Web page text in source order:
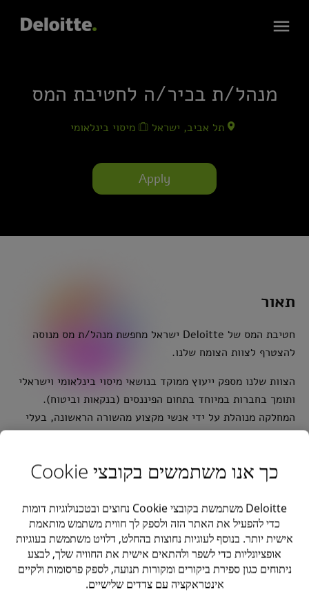
מנהל/ת בכיר/ה לחטיבת המס
תל אביב, ישראל מיסוי בינלאומי
Apply
תאור
חטיבת המס של Deloitte ישראל מחפשת מנהל/ת מס מנוסה
להצטרף לצוות הצומח שלנו.
הצוות שלנו מספק ייעוץ ממוקד בנושאי מיסוי בינלאומי וישראלי
ותומך בחברות במיוחד בתחום הפיננסים (בנקאות וביטוח).
המחלקה מנוהלת על ידי אנשי מקצוע מהשורה הראשונה, בעלי
ניסיון עשיר ומגוון.
התפקיד כולל: ליווי שוטף של חברות ויחידים בנוגע להיבטי מס
בינלאומיים וישראליים, לרבות ייצוג בדיוני שומות, קבלת
החלטות מקדמיות ואישורים מרשויות המס, ומתן חוות דעת
מקצועיות. תמיכה בעסקאות, ביצוע בדיקות נאותות מס, סיוע
בהשלכות המס של מבנה העסקה, ומתן מבט כולל על כל
ההיבטים והמשמעויות של מס מקומי ובינלאומי.
כך אנו משתמשים בקובצי Cookie
Deloitte משתמשת בקובצי Cookie נחוצים ובטכנולוגיות דומות
כדי להפעיל את האתר הזה ולספק לך חווית משתמש מותאמת
אישית יותר. בנוסף לעוגיות נחוצות בהחלט, דלויט משתמשת בעוגיות
אופציונליות כדי לשפר ולהתאים אישית את החוויה שלך, לבצע
ניתוחים כגון ספירת ביקורים ומקורות תנועה, לספק פרסומות ולקיים
אינטראקציה עם צדדים שלישיים.